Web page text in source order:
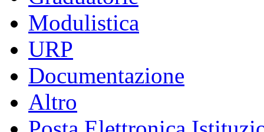
Modulistica
URP
Documentazione
Altro